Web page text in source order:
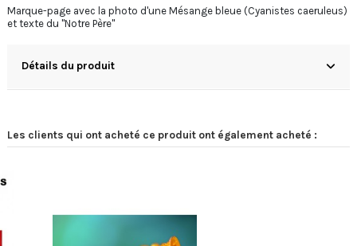
Marque-page avec la photo d'une Mésange bleue (Cyanistes caeruleus )
et texte du "Notre Père"
Détails du produit
Les clients qui ont acheté ce produit ont également acheté :